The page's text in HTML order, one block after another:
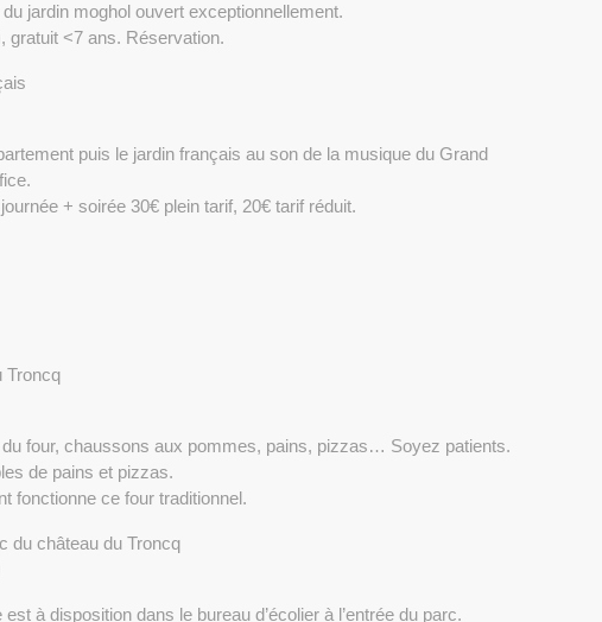
jardin moghol ouvert exceptionnellement.
gratuit <7 ans. Réservation.
puis le jardin français au son de la musique du Grand
+ soirée 30€ plein tarif, 20€ tarif réduit.
Troncq
four, chaussons aux pommes, pains, pizzas… Soyez patients.
de pains et pizzas.
fonctionne ce four traditionnel.
du château du Troncq
à disposition dans le bureau d’écolier à l’entrée du parc.